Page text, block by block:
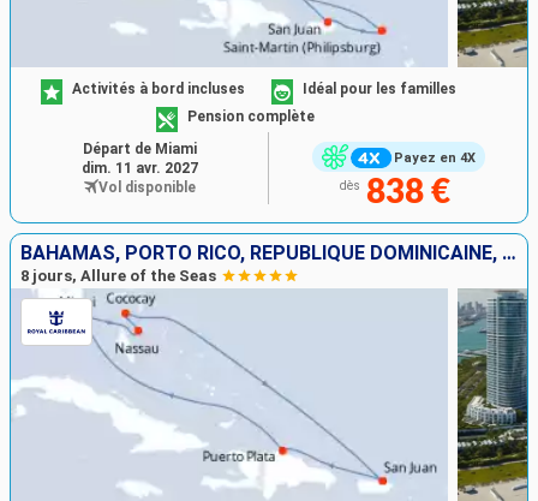
Payez en 4X
Activités à bord incluses
Idéal pour les familles
Pension complète
dès 838 €
Départ de Miami
dim. 11 avr. 2027
Vol disponible
BAHAMAS, PORTO RICO, RÉPUBLIQUE DOMINICAINE, ÉTATS-UNIS
8 jours, Allure of the Seas